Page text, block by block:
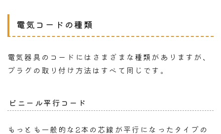
電気コードの種類
電気器具のコードにはさまざまな種類がありますが、
プラグの取り付け方法はすべて同じです。
ビニール平行コード
もっとも一般的な2本の芯線が平行になったタイプの